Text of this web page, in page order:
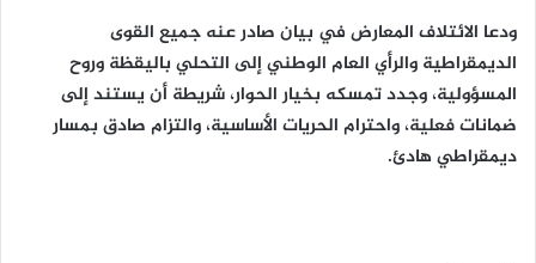
ودعا الائتلاف المعارض في بيان صادر عنه جميع القوى
الديمقراطية والرأي العام الوطني إلى التحلي باليقظة وروح
المسؤولية، وجدد تمسكه بخيار الحوار، شريطة أن يستند إلى
ضمانات فعلية، واحترام الحريات الأساسية، والتزام صادق بمسار
ديمقراطي هادئ.